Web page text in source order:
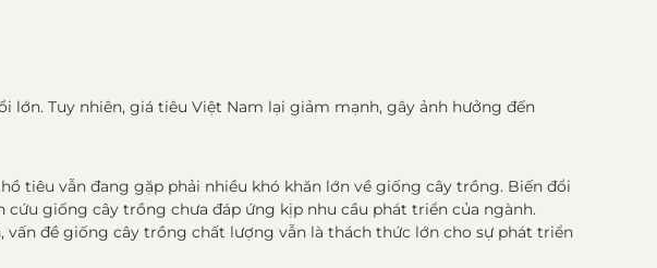
lớn. Tuy nhiên, giá tiêu Việt Nam lại giảm mạnh, gây ảnh hưởng đến
tiêu vẫn đang gặp phải nhiều khó khăn lớn về giống cây trồng. Biến đổi
giống cây trồng chưa đáp ứng kịp nhu cầu phát triển của ngành.
đề giống cây trồng chất lượng vẫn là thách thức lớn cho sự phát triển